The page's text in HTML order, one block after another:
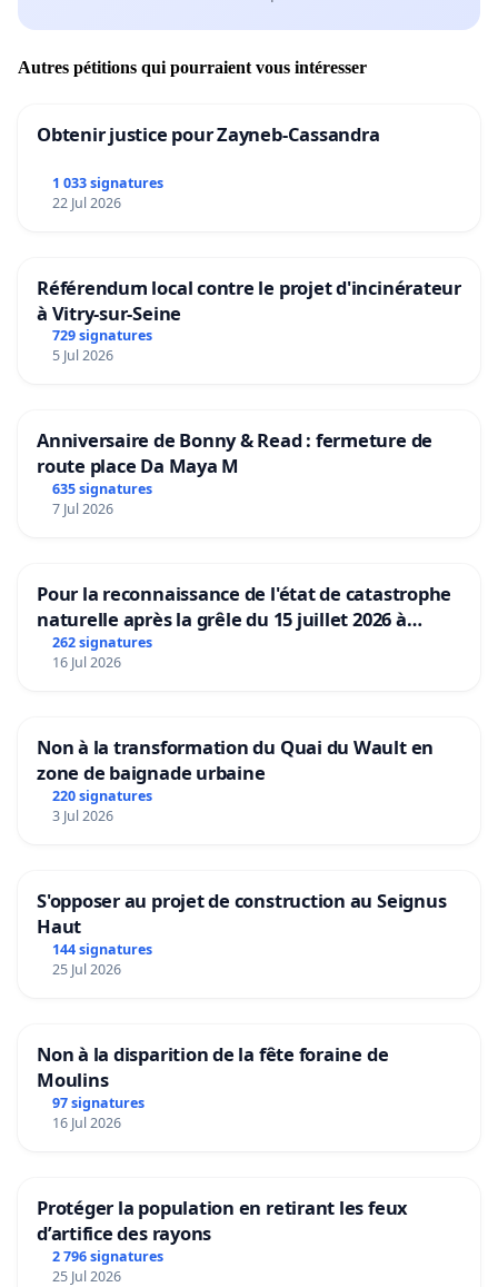
Autres pétitions qui pourraient vous intéresser
Obtenir justice pour Zayneb-Cassandra
1 033 signatures
22 Jul 2026
Référendum local contre le projet d'incinérateur
à Vitry-sur-Seine
729 signatures
5 Jul 2026
Anniversaire de Bonny & Read : fermeture de
route place Da Maya M
635 signatures
7 Jul 2026
Pour la reconnaissance de l'état de catastrophe
naturelle après la grêle du 15 juillet 2026 à
Aubenas et ses alentours
262 signatures
16 Jul 2026
Non à la transformation du Quai du Wault en
zone de baignade urbaine
220 signatures
3 Jul 2026
S'opposer au projet de construction au Seignus
Haut
144 signatures
25 Jul 2026
Non à la disparition de la fête foraine de
Moulins
97 signatures
16 Jul 2026
Protéger la population en retirant les feux
d’artifice des rayons
2 796 signatures
25 Jul 2026